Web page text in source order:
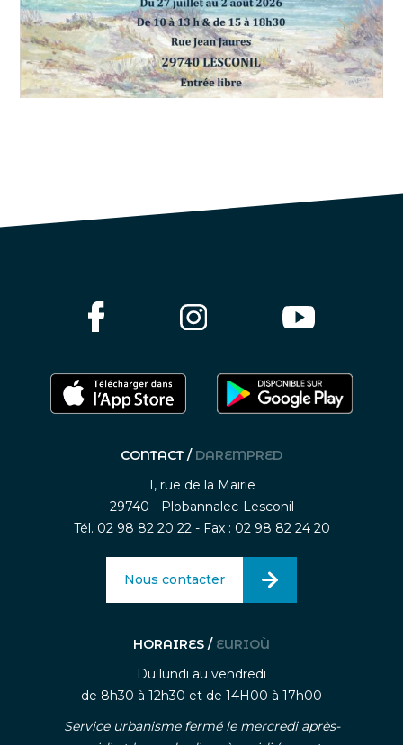
CONTACT / DAREMPRED
1, rue de la Mairie
29740 - Plobannalec-Lesconil
Tél. 02 98 82 20 22 - Fax : 02 98 82 24 20
Nous contacter
HORAIRES / EURIOÙ
Du lundi au vendredi
de 8h30 à 12h30 et de 14H00 à 17h00
Service urbanisme fermé le mercredi après-